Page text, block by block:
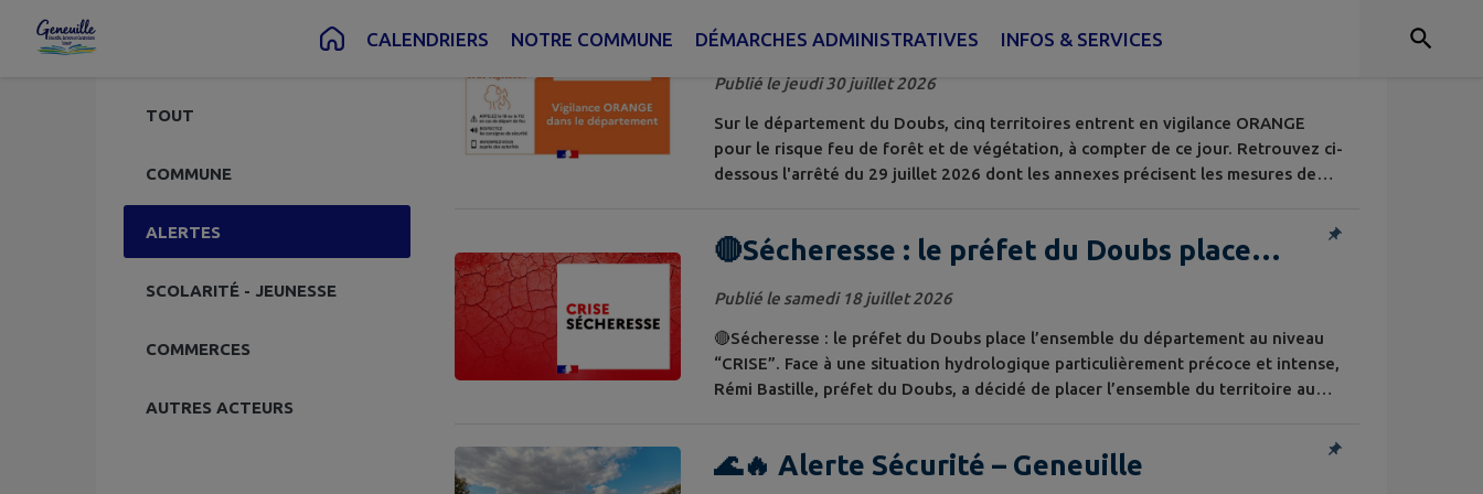
Contenu Pied de page
CALENDRIERS NOTRE COMMUNE DÉMARCHES ADMINISTRATIVES INFOS & SERVICES
TOUT
COMMUNE
ALERTES
SCOLARITÉ - JEUNESSE
COMMERCES
AUTRES ACTEURS
Vigilance orange feu de forêt sur cinq
territoires du Doubs - voir arrêté du
29/07/2026
Publié le jeudi 30 juillet 2026
Sur le département du Doubs, cinq territoires entrent en vigilance ORANGE
pour le risque feu de forêt et de végétation, à compter de ce jour. Retrouvez ci-
dessous l'arrêté du 29 juillet 2026 dont les annexes précisent les mesures de
🔴Sécheresse : le préfet du Doubs place
l’ensemble du département au niveau “CRISE”.
Publié le samedi 18 juillet 2026
🔴Sécheresse : le préfet du Doubs place l’ensemble du département au niveau
“CRISE”. Face à une situation hydrologique particulièrement précoce et intense,
Rémi Bastille, préfet du Doubs, a décidé de placer l’ensemble du territoire au
déjà être...
🌊🔥 Alerte Sécurité – Geneuille